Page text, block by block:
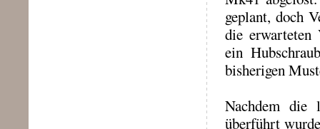
geplant, doch
die
ein
bisherigen
Nachdem die
überführt